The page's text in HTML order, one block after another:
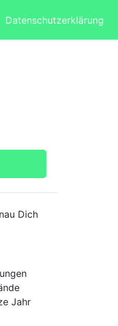
Datenschutzerklärung
Dich
Jahr